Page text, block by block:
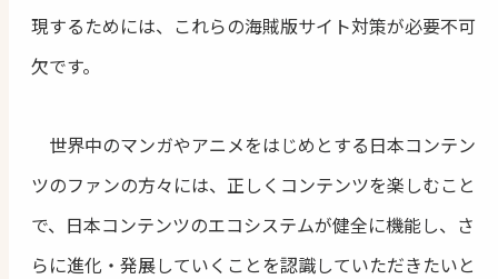
現するためには、これらの海賊版サイト対策が必要不可
欠です。
世界中のマンガやアニメをはじめとする日本コンテン
ツのファンの方々には、正しくコンテンツを楽しむこと
で、日本コンテンツのエコシステムが健全に機能し、さ
らに進化・発展していくことを認識していただきたいと